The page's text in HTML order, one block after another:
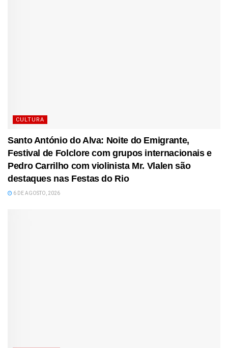
CULTURA
Santo António do Alva: Noite do Emigrante,
Festival de Folclore com grupos internacionais e
Pedro Carrilho com violinista Mr. Vlalen são
destaques nas Festas do Rio
6 DE AGOSTO, 2026